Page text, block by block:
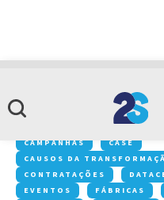
utcalsummit
ACONTECE
CAMPANHAS
CASE
CAUSOS DA
CONTRATAÇÕES
EVENTOS
FÁBRICAS